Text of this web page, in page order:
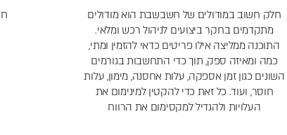
חלק חשוב במודולים של חשבשבת הוא מודולים
מתקדמים בחקר ביצועים לניהול רכש ומלאי.
התוכנה ממליצה אילו פריטים כדאי להזמין ומתי,
כמה ומאיזה ספק, תוך כדי התחשבות בגורמים
השונים כגון זמן אספקה, עלות אחסנה, מימון, עלות
חוסר, ועוד. כל זאת כדי להקטין למינימום את
העלויות ולהגדיל למקסימום את הרווח